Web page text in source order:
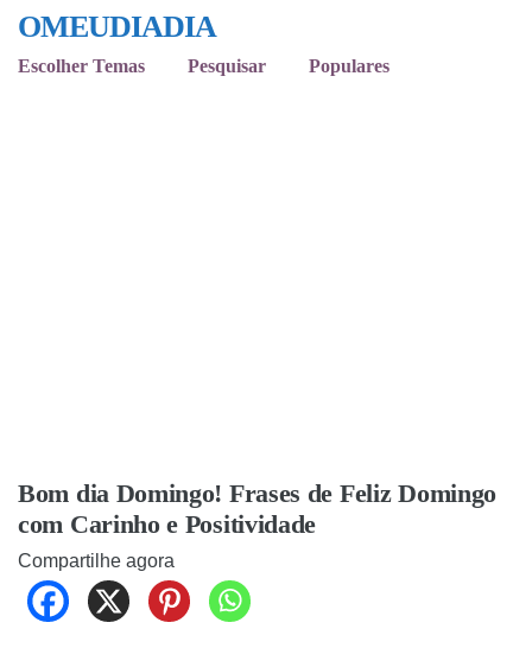
OMEUDIADIA
Escolher Temas Pesquisar Populares
Bom dia Domingo! Frases de Feliz Domingo
com Carinho e Positividade
Compartilhe agora